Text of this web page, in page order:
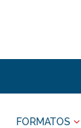
FORMATOS